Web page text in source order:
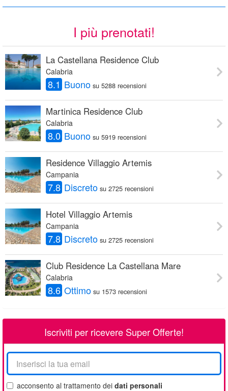
I più prenotati!
La Castellana Residence Club
Calabria
8.1 Buono su 5288 recensioni
Martinica Residence Club
Calabria
8.0 Buono su 5919 recensioni
Residence Villaggio Artemis
Campania
7.8 Discreto su 2725 recensioni
Hotel Villaggio Artemis
Campania
7.8 Discreto su 2725 recensioni
Club Residence La Castellana Mare
Calabria
8.6 Ottimo su 1573 recensioni
Iscriviti per ricevere Super Offerte!
La
tua
email
acconsento al trattamento dei dati personali